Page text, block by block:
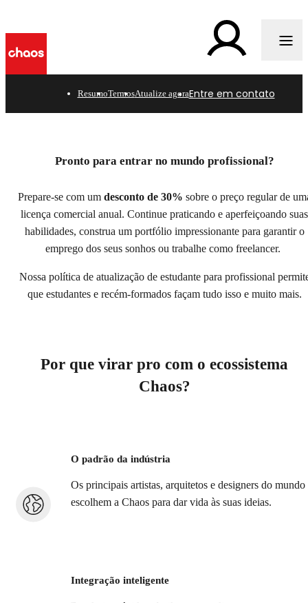
Comece sua carreira com 30% de desconto na sua
Entre em contato
ResumoTermosAtualize agoraEntre em contato
Pronto para entrar no mundo profissional?
Prepare-se com um desconto de 30% sobre o preço regular de
licença comercial anual. Continue praticando e aperfeiçoando suas
habilidades, construa um portfólio impressionante para garantir o
emprego dos seus sonhos ou trabalhe como freelancer.
Nossa política de atualização de estudante para profissional
que estudantes e recém-formados façam tudo isso e muito mais.
Por que virar pro com o ecossistema
Chaos?
O padrão da indústria
Os principais artistas, arquitetos e designers do mundo
escolhem a Chaos para dar vida às suas ideias.
Integração inteligente